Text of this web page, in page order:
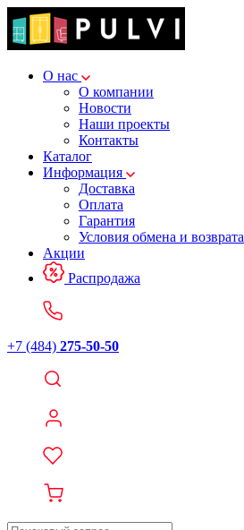
О нас
О компании
Новости
Наши проекты
Контакты
Каталог
Информация
Доставка
Оплата
Гарантия
Условия обмена и возврата
Акции
Распродажа
+7 (484) 275-50-50